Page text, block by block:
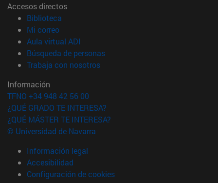
Accesos directos
Biblioteca
Mi correo(abre en nueva ventana)
Aula virtual ADI
Búsqueda de personas(abre en nueva ventana)
Trabaja con nosotros(abre en nueva ventana)
Información
TFNO +34 948 42 56 00
¿QUÉ GRADO TE INTERESA?
¿QUÉ MÁSTER TE INTERESA?
© Universidad de Navarra
Información legal
Accesibilidad
Configuración de cookies